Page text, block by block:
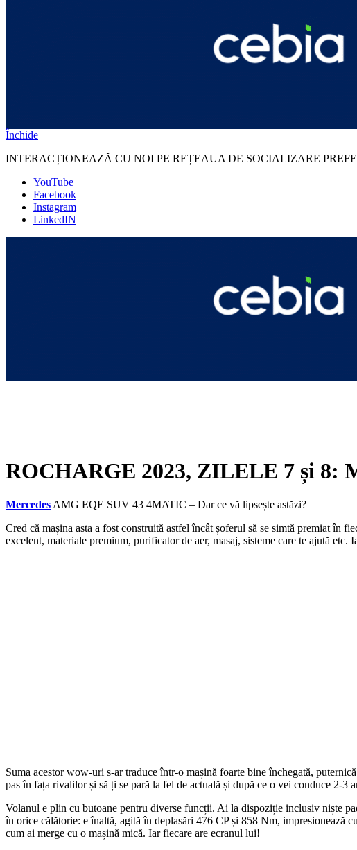
Închide
INTERACȚIONEAZĂ CU NOI PE REȚEAUA DE SOCIALIZARE
YouTube
Facebook
Instagram
LinkedIN
ROCHARGE 2023, ZILELE 7 și 8:
Mercedes AMG EQE SUV 43 4MATIC – Dar ce vă lipsește astăzi?
Cred că mașina asta a fost construită astfel încât șoferul să se simtă premiat în
excelent, materiale premium, purificator de aer, masaj, sisteme care te ajută
Suma acestor wow-uri s-ar traduce într-o mașină foarte bine închegată,
pas în fața rivalilor și să ți se pară la fel de actuală și după ce o vei conduce 2-3
Volanul e plin cu butoane pentru diverse funcții. Ai la dispoziție inclusiv niște
în orice călătorie: e înaltă, agită în deplasări 476 CP și 858 Nm, impresionează
cum ai merge cu o mașină mică. Iar fiecare are ecranul lui!